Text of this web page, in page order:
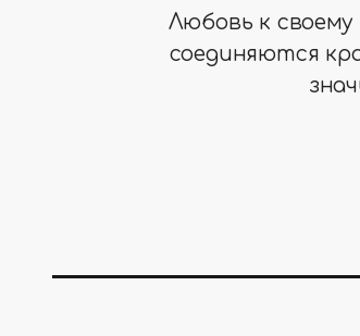
Любовь к
соединяются